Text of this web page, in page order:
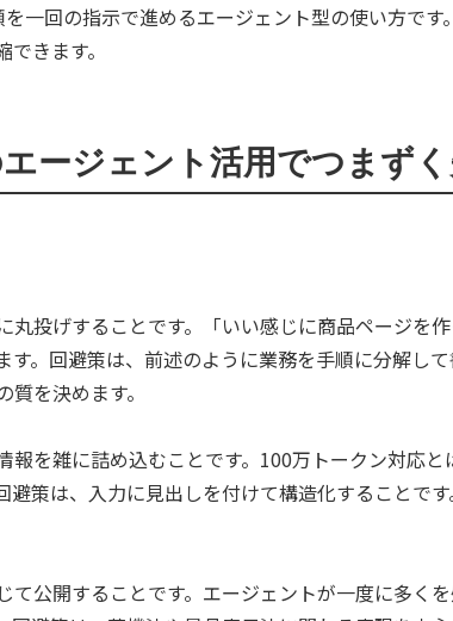
一回の指示で進めるエージェント型の使い方で
きます。
エージェント活用でつまず
丸投げすることです。「いい感じに商品ページを
す。回避策は、前述のように業務を手順に分解し
を決めます。
報を雑に詰め込むことです。100万トークン対応
避策は、入力に見出しを付けて構造化することで
て公開することです。エージェントが一度に多く